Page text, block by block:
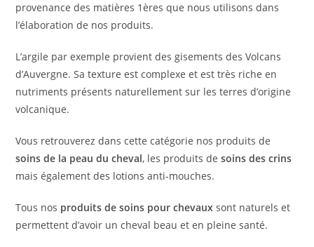
provenance des matières 1ères que nous utilisons dans
l’élaboration de nos produits.
L’argile par exemple provient des gisements des Volcans
d’Auvergne. Sa texture est complexe et est très riche en
nutriments présents naturellement sur les terres d’origine
volcanique.
Vous retrouverez dans cette catégorie nos produits de
soins de la peau du cheval, les produits desoins des crins
mais également des lotions anti-mouches.
Tous nos produits de soins pour chevaux sont naturels et
permettent d’avoir un cheval beau et en pleine santé.